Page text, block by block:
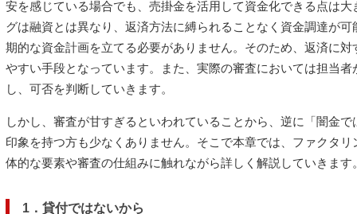
安を感じている場合でも、売掛金を活用して資金化できる点は
グは融資とは異なり、返済方法に縛られることなく資金調達が
期的な資金計画を立てる必要がありません。そのため、返済に
やすい手段となっています。また、実際の審査においては担当
し、可否を判断していきます。
しかし、審査が甘すぎるといわれていることから、逆に「闇金
印象を持つ方も少なくありません。そこで本章では、ファクタ
体的な要素や審査の仕組みに触れながら詳しく解説していきます
1．貸付ではないから